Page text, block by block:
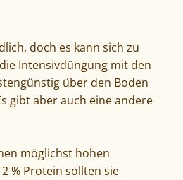
doch es kann sich zu
Intensivdüngung mit den
über den Boden
gibt aber auch eine andere
möglichst hohen
% Protein sollten sie